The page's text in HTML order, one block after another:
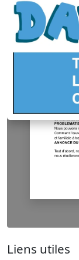
Liens utiles